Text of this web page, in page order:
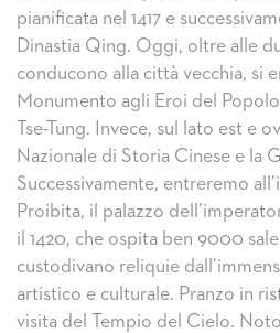
pianificata nel 1417 e
Dinastia Qing. Oggi, oltre alle
conducono alla città vecchia, si
Monumento agli Eroi del
Tse-Tung. Invece, sul lato est e
Nazionale di Storia Cinese e la
Successivamente, entreremo
Proibita, il palazzo
il 1420, che ospita ben 9000
custodivano reliquie
artistico e culturale. Pranzo in
visita del Tempio del Cielo.